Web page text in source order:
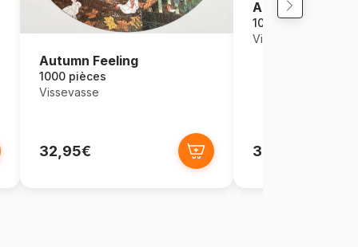
Autumn Feeling
1000 pièces
Vissevasse
32,95€
Amoureux des
1000 pièces
Vissevasse
32,95€